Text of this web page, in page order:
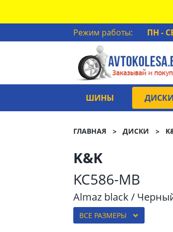
Режим работы: ПН -
ШИНЫ ДИСКИ
ГЛАВНАЯ ДИСКИ
K&K
KC586-MB
Almaz black /
ВСЕ РАЗМЕРЫ